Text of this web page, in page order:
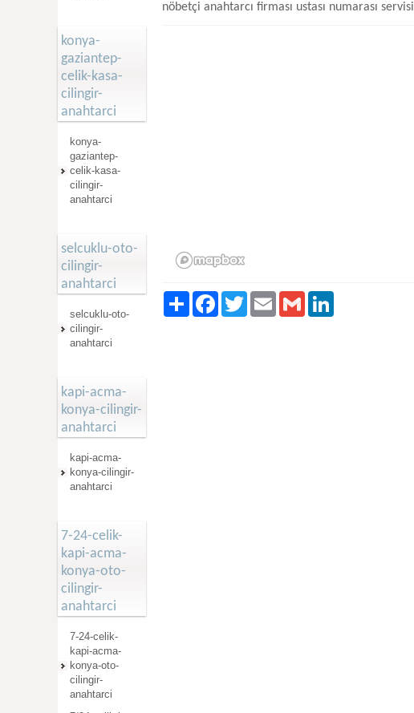
konya-
gaziantep-
celik-kasa-
cilingir-
anahtarci
konya-
gaziantep-
celik-kasa-
cilingir-
anahtarci
selcuklu-oto-
cilingir-
anahtarci
selcuklu-oto-
cilingir-
anahtarci
kapi-acma-
konya-cilingir-
anahtarci
kapi-acma-
konya-cilingir-
anahtarci
7-24-celik-
kapi-acma-
konya-oto-
cilingir-
anahtarci
7-24-celik-
kapi-acma-
konya-oto-
cilingir-
anahtarci
nöbetçi anahtarcı firması ustası numarası
Paylaş FacebookTwitter Email Gmail